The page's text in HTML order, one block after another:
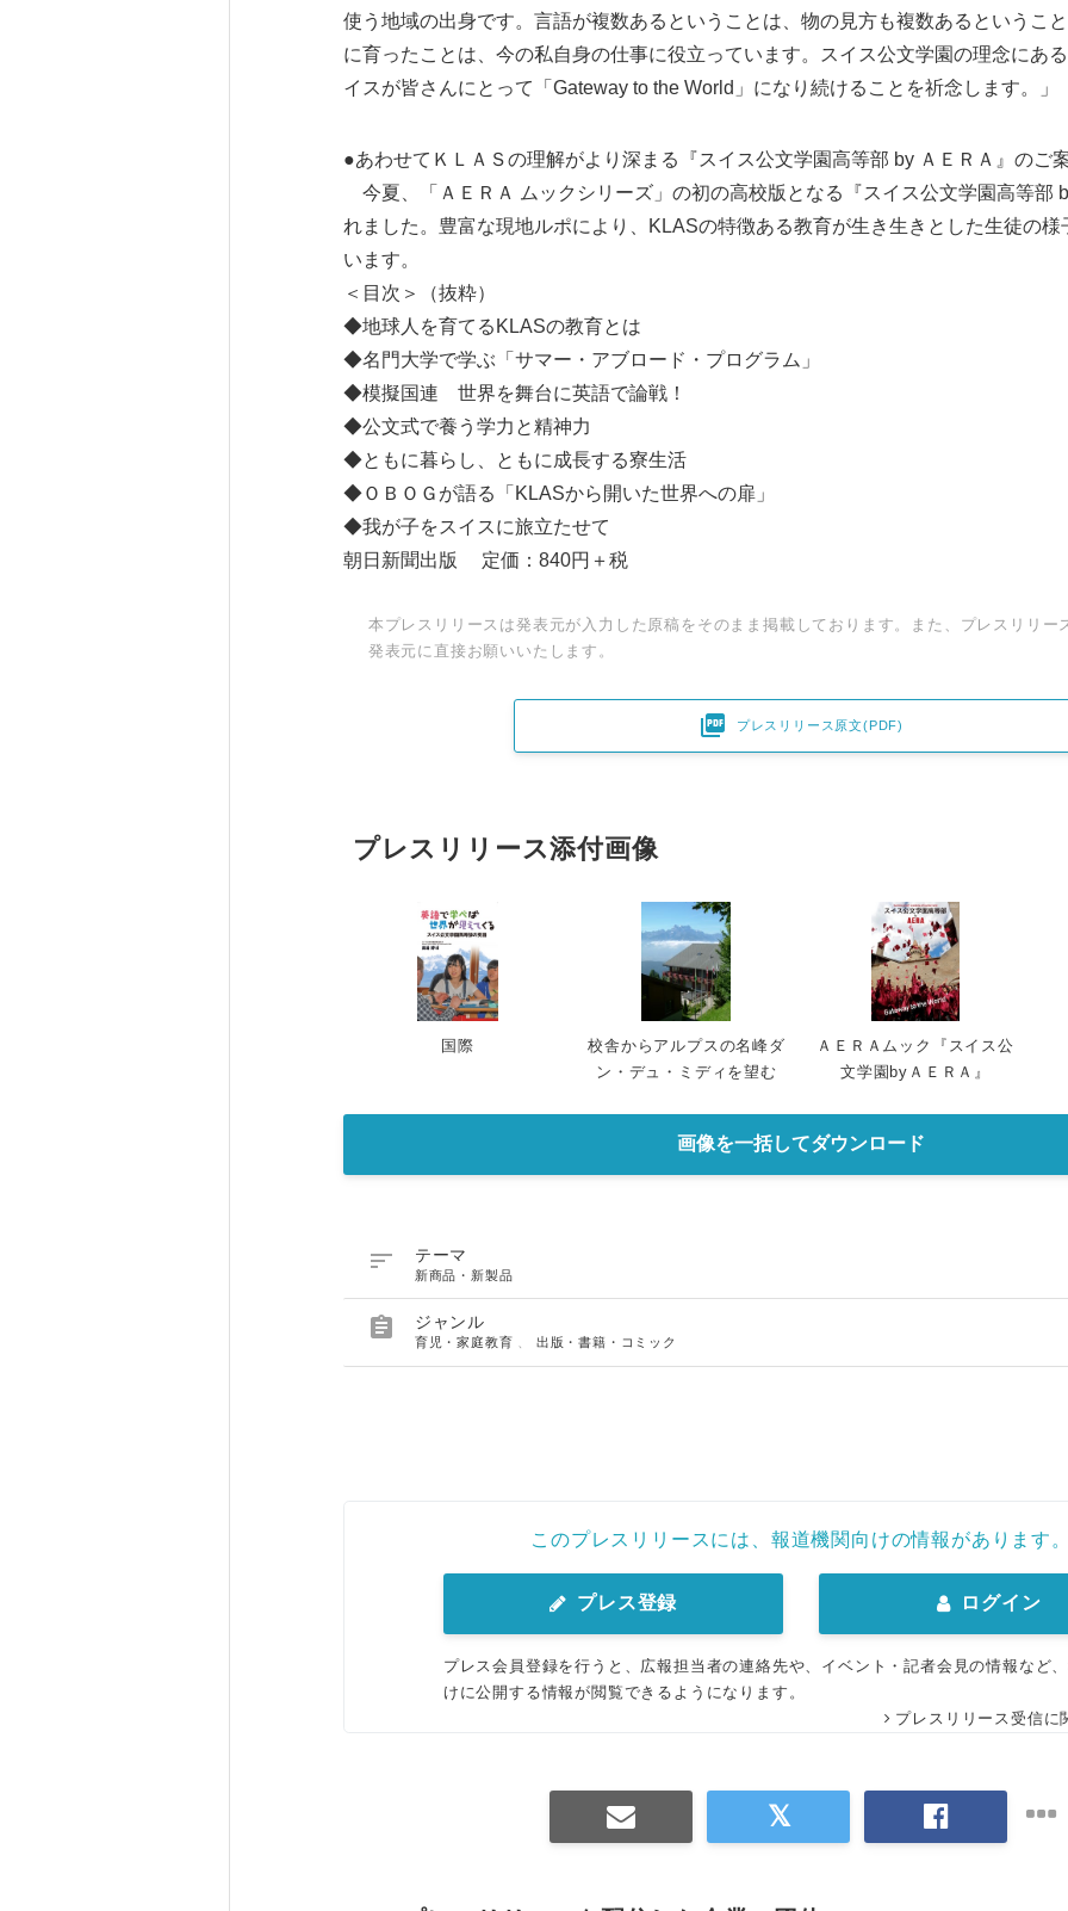
使う地域の出身です。言語が複数あるということは、物の見方も複数あるというこ
に育ったことは、今の私自身の仕事に役立っています。スイス公文学園の理念にあ
イスが皆さんにとって「Gateway to the World」になり続けることを祈念します。」
●あわせてＫＬＡＳの理解がより深まる『スイス公文学園高等部 by ＡＥＲＡ』のご
今夏、「ＡＥＲＡ ムックシリーズ」の初の高校版となる『スイス公文学園高等部
れました。豊富な現地ルポにより、KLASの特徴ある教育が生き生きとした生徒の様
います。
＜目次＞（抜粋）
◆地球人を育てるKLASの教育とは
◆名門大学で学ぶ「サマー・アブロード・プログラム」
◆模擬国連 世界を舞台に英語で論戦！
◆公文式で養う学力と精神力
◆ともに暮らし、ともに成長する寮生活
◆ＯＢＯＧが語る「KLASから開いた世界への扉」
◆我が子をスイスに旅立たせて
朝日新聞出版 定価：840円＋税
本プレスリリースは発表元が入力した原稿をそのまま掲載しております。また、プレスリリー
発表元に直接お願いいたします。
 プレスリリース原文(PDF)
プレスリリース添付画像
国際
校舎からアルプスの名峰ダ
ン・デュ・ミディを望む
ＡＥＲＡムック『スイス公
文学園byＡＥＲＡ』
画像を一括してダウンロード
 テーマ
新商品・新製品
 ジャンル
育児・家庭教育 出版・書籍・コミック
このプレスリリースには、報道機関向けの情報があります。
プレス登録 ログイン
プレス会員登録を行うと、広報担当者の連絡先や、イベント・記者会見の情報など
けに公開する情報が閲覧できるようになります。
プレスリリース受信に
English